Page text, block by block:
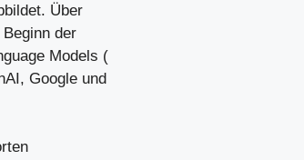
Über
der
Models (
Google und